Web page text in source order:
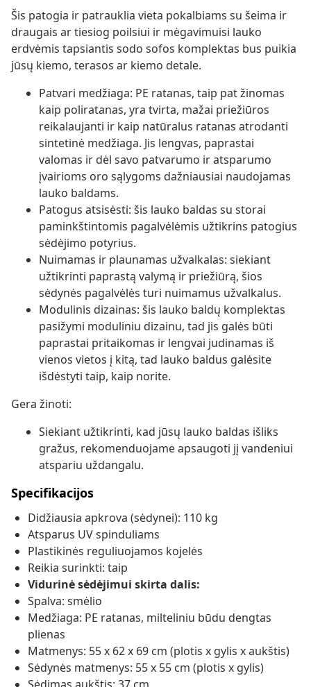
Šis patogia ir patrauklia vieta pokalbiams su šeima ir
draugais ar tiesiog poilsiui ir mėgavimuisi lauko
erdvėmis tapsiantis sodo sofos komplektas bus puikia
jūsų kiemo, terasos ar kiemo detale.
Patvari medžiaga: PE ratanas, taip pat žinomas
kaip poliratanas, yra tvirta, mažai priežiūros
reikalaujanti ir kaip natūralus ratanas atrodanti
sintetinė medžiaga. Jis lengvas, paprastai
valomas ir dėl savo patvarumo ir atsparumo
įvairioms oro sąlygoms dažniausiai naudojamas
lauko baldams.
Patogus atsisėsti: šis lauko baldas su storai
paminkštintomis pagalvėlėmis užtikrins patogius
sėdėjimo potyrius.
Nuimamas ir plaunamas užvalkalas: siekiant
užtikrinti paprastą valymą ir priežiūrą, šios
sėdynės pagalvėlės turi nuimamus užvalkalus.
Modulinis dizainas: šis lauko baldų komplektas
pasižymi moduliniu dizainu, tad jis galės būti
paprastai pritaikomas ir lengvai judinamas iš
vienos vietos į kitą, tad lauko baldus galėsite
išdėstyti taip, kaip norite.
Gera žinoti:
Siekiant užtikrinti, kad jūsų lauko baldas išliks
gražus, rekomenduojame apsaugoti jį vandeniui
atspariu uždangalu.
Specifikacijos
Didžiausia apkrova (sėdynei): 110 kg
Atsparus UV spinduliams
Plastikinės reguliuojamos kojelės
Reikia surinkti: taip
Vidurinė sėdėjimui skirta dalis:
Spalva: smėlio
Medžiaga: PE ratanas, milteliniu būdu dengtas
plienas
Matmenys: 55 x 62 x 69 cm (plotis x gylis x aukštis)
Sėdynės matmenys: 55 x 55 cm (plotis x gylis)